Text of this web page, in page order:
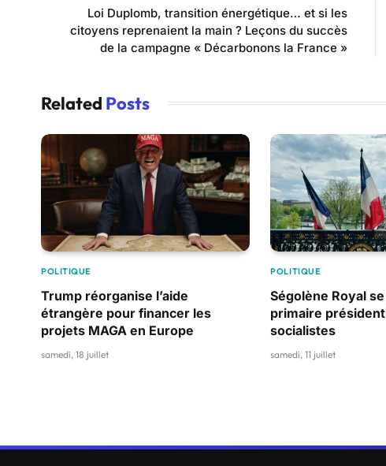
Loi Duplomb, transition énergétique… et si les
citoyens reprenaient la main ? Leçons du succès
de la campagne « Décarbonons la France »
Related Posts
POLITIQUE
Trump réorganise l’aide
étrangère pour financer les
projets MAGA en Europe
samedi, 18 juillet
POLITIQUE
Ségolène Royal
primaire
socialistes
samedi, 11 juillet